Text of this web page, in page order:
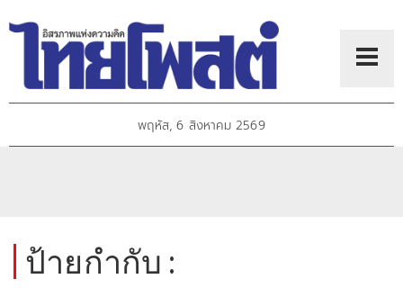
พฤหัส, 6 สิงหาคม 2569
ป้ายกำกับ :